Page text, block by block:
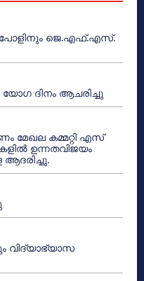
പോളിനും ജെ.എഫ്.എസ്.
യോഗ ദിനം ആചരിച്ചു
മേഖല കമ്മറ്റി എസ്
ഉന്നതവിജയം
ആദരിച്ചു.
വിദ്യാഭ്യാസ